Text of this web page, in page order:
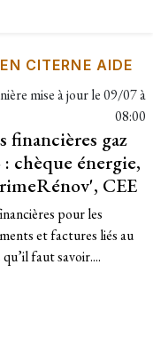
CITERNE AIDE
mise à jour le09/07 à
08:00
financières gaz
: chèque énergie,
CEE
pour les
et factures liés au
qu’il faut savoir....